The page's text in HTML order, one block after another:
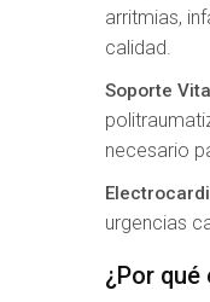
arritmias,
calidad.
Soporte
necesario
urgencias
¿Por qué